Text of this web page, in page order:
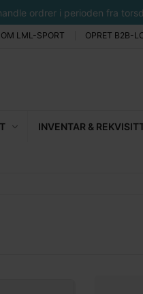
ordrer i perioden fra
OM LML-SPORT OPRET B2B-
INVENTAR &